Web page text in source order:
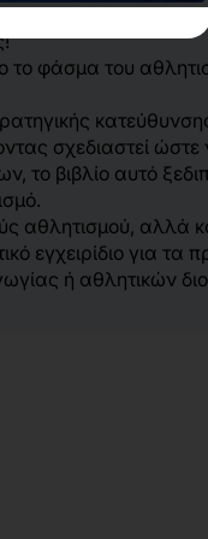
το φάσμα του
σχεδιαστεί
το βιβλίο αυτό
αθλητισμού, αλλά
εγχειρίδιο για
ή αθλητικών